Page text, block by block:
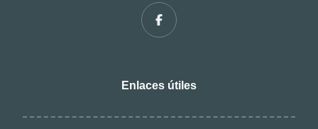
Enlaces útiles